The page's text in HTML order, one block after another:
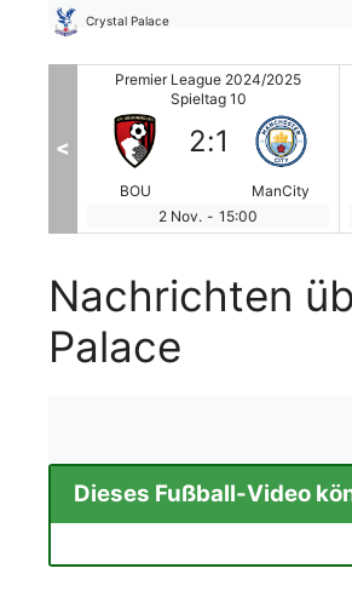
Crystal Palace
Premier League 2024/2025
Spieltag 10
BOU
2:1
ManCity
2 Nov. - 15:00
<
Nachrichten
Palace
Dieses Fußball-Video